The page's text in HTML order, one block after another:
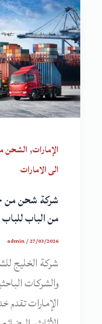
الإمارات, الشحن
الى الامارات
شركة شحن من
من الباب للباب
admin/27/03/2026
شركة الخليج
والشركات
الإمارات